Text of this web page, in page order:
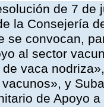
de 7
la Consejería
se convocan,
al sector
vaca
y
de Apoyo